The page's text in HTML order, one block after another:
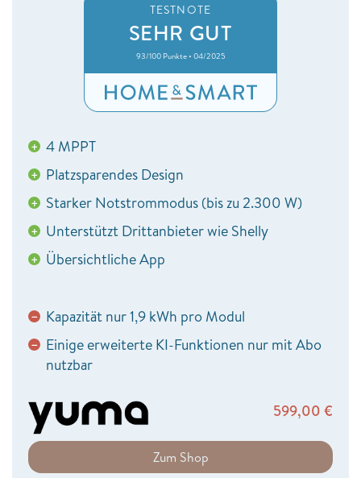
TESTNOTE
SEHR GUT
93/100 Punkte • 04/2025
+ 4 MPPT
+ Platzsparendes Design
+ Starker Notstrommodus (bis zu 2.300 W)
+ Unterstützt Drittanbieter wie Shelly
+ Übersichtliche App
− Kapazität nur 1,9 kWh pro Modul
− Einige erweiterte KI-Funktionen nur mit Abo
nutzbar
599,00 €
Zum Shop